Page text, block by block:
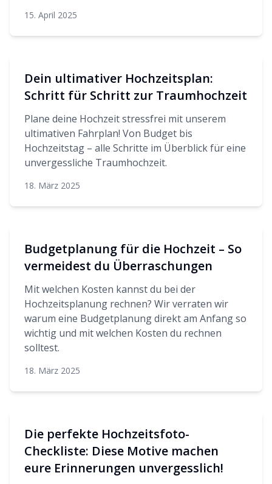
15. April 2025
Dein ultimativer Hochzeitsplan:
Schritt für Schritt zur Traumhochzeit
Plane deine Hochzeit stressfrei mit unserem
ultimativen Fahrplan! Von Budget bis
Hochzeitstag – alle Schritte im Überblick für eine
unvergessliche Traumhochzeit.
18. März 2025
Budgetplanung für die Hochzeit – So
vermeidest du Überraschungen
Mit welchen Kosten kannst du bei der
Hochzeitsplanung rechnen? Wir verraten wir
warum eine Budgetplanung direkt am Anfang so
wichtig und mit welchen Kosten du rechnen
solltest.
18. März 2025
Die perfekte Hochzeitsfoto-
Checkliste: Diese Motive machen
eure Erinnerungen unvergesslich!